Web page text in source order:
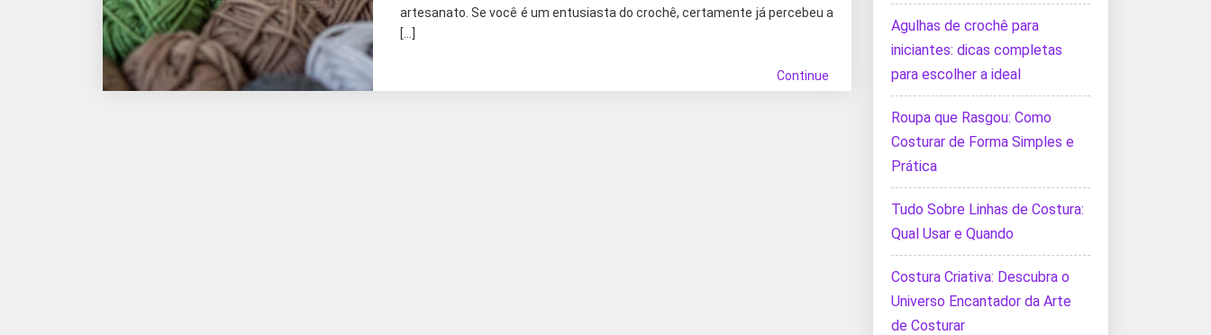
artesanato. Se você é um entusiasta do crochê, certamente já percebeu a
[…]
Continue
Agulhas de crochê para
iniciantes: dicas completas
para escolher a ideal
Roupa que Rasgou: Como
Costurar de Forma Simples e
Prática
Tudo Sobre Linhas de Costura:
Qual Usar e Quando
Costura Criativa: Descubra o
Universo Encantador da Arte
de Costurar